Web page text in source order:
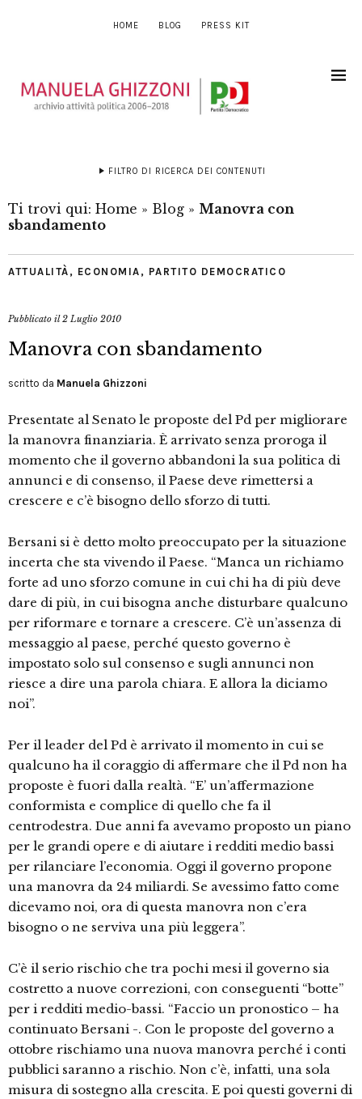
HOME BLOG PRESS KIT
FILTRO DI RICERCA DEI CONTENUTI
Ti trovi qui: Home » Blog » Manovra con
sbandamento
ATTUALITÀ , ECONOMIA , PARTITO DEMOCRATICO
Pubblicato il2 Luglio 2010
Manovra con sbandamento
scritto da Manuela Ghizzoni
Presentate al Senato le proposte del Pd per migliorare
la manovra finanziaria. È arrivato senza proroga il
momento che il governo abbandoni la sua politica di
annunci e di consenso, il Paese deve rimettersi a
crescere e c’è bisogno dello sforzo di tutti.
Bersani si è detto molto preoccupato per la situazione
incerta che sta vivendo il Paese. “Manca un richiamo
forte ad uno sforzo comune in cui chi ha di più deve
dare di più, in cui bisogna anche disturbare qualcuno
per riformare e tornare a crescere. C’è un’assenza di
messaggio al paese, perché questo governo è
impostato solo sul consenso e sugli annunci non
riesce a dire una parola chiara. E allora la diciamo
noi”.
Per il leader del Pd è arrivato il momento in cui se
qualcuno ha il coraggio di affermare che il Pd non ha
proposte è fuori dalla realtà. “E’ un’affermazione
conformista e complice di quello che fa il
centrodestra. Due anni fa avevamo proposto un piano
per le grandi opere e di aiutare i redditi medio bassi
per rilanciare l’economia. Oggi il governo propone
una manovra da 24 miliardi. Se avessimo fatto come
dicevamo noi, ora di questa manovra non c’era
bisogno o ne serviva una più leggera”.
C’è il serio rischio che tra pochi mesi il governo sia
costretto a nuove correzioni, con conseguenti “botte”
per i redditi medio-bassi. “Faccio un pronostico – ha
continuato Bersani -. Con le proposte del governo a
ottobre rischiamo una nuova manovra perché i conti
pubblici saranno a rischio. Non c’è, infatti, una sola
misura di sostegno alla crescita. E poi questi governi di